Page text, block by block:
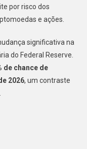
por risco dos
e ações.
significativa na
do Federal Reserve.
de chance de
2026, um contraste